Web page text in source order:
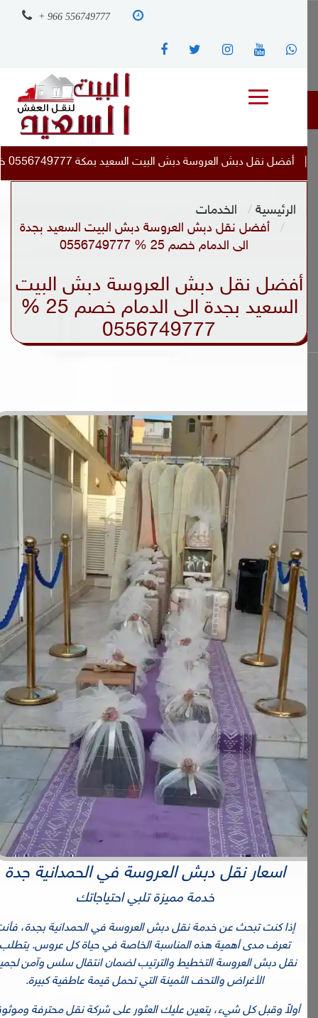
+ 966 556749777
دبش البيت السعيد بمكة 0556749777 خصم 25 % |
الرئيسية
الخدمات
أفضل نقل دبش العروسة دبش البيت السعيد بجدة
الى الدمام خصم 25 % 0556749777
أفضل نقل دبش العروسة دبش البيت
السعيد بجدة الى الدمام خصم 25 %
0556749777
اسعار نقل دبش العروسة في الحمدانية جدة
خدمة مميزة تلبي احتياجاتك
إذا كنت تبحث عن خدمة نقل دبش العروسة في الحمدانية بجدة، فأنت
تعرف مدى أهمية هذه المناسبة الخاصة في حياة كل عروس. يتطلب
نقل دبش العروسة التخطيط والترتيب لضمان انتقال سلس وآمن لجميع
الأغراض والتحف الثمينة التي تحمل قيمة عاطفية كبيرة.
أولاً وقبل كل شيء، يتعين عليك العثور على شركة نقل محترفة وموثوقة